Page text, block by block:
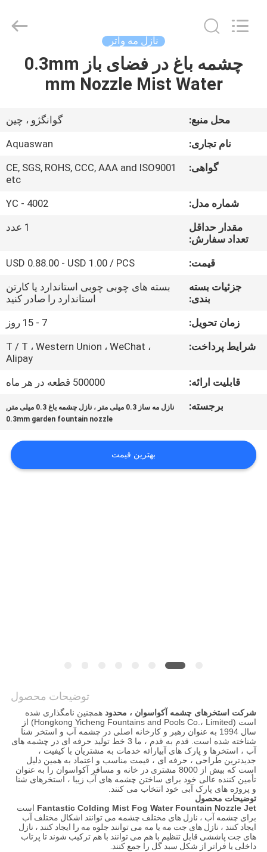
صفحه
محصولات
کارخانه
کیفیت
ما
تماس
نقل
قول
نازل مه واتر
چشمه باغ در فضای باز 0.3mm
mm Nozzle Mist Water
محل منبع:
گوانگژو ، چین
نام تجاری:
Aquaswan
گواهی:
CE, SGS, ROHS, CCC, AAA and ISO9001
etc
شماره مدل:
YC - 4002
مقدار حداقل
تعداد سفارش:
1 عدد
قیمت:
USD 0.88.00 - USD 1.00 / PCS
جزئیات بسته
بندی:
بسته های چوبی چوبی استاندارد یا کارتن
استاندارد را صادر کنید
زمان تحویل:
7 - 15 روز
شرایط پرداخت:
T / T ، Western Union ، WeChat ،
Alipay
قابلیت ارائه:
500000 قطعه در هر ماه
برجسته:
نازل مه ساز 0.3 میلی متر ، نازل چشمه باغ 0.3 میلی متر ,
0.3mm garden fountain nozzle
بهترین قیمت
توضیحات محصول
شرکت استخرهای چشمه آکواسوان ، محدود همچنین نامگذاری شده
است (Hongkong Yicheng Fountains and Pools Co.، Limited) از
سال 1994 به عنوان رهبر و کارخانه اصلی در چشمه آب و استخر شنا
شناخته شده است. قدم به قدم ، ما 3 خط تولید حرفه ای در چشمه های
آب ، استخرها و پارک های آبیارائه خدمات به مشتریان با کیفیت ،
جدیدترین طراحی ، حرفه ای ، قیمت مناسب و اعتماد به همین دلیل
است که بیش از 8000 مشتری در خانه و مسافر آکواسوان را به عنوان
تأمین کننده عالی خود برای ساختن چشمه های آب زیبا ، استخرهای شنا
و پروژه های پارک آبی خود انتخاب می کنند.
توضیحات محصول
Fantastic Colding Mist Fog Water Fountain Nozzle Jet است
برای چشمه آب ، نازل های مختلف چشمه می توانند اشکال مختلف آب
ایجاد کنند ، نازل های جت مه یا مه می توانند جلوه مه را ایجاد کنند ، نازل
های جت پاششی قابل تنظیم با هم می توانند با هم ترکیب شوند تا پرتاب
داخلی یا فراتر از شکل سبد گل را جمع کنند.